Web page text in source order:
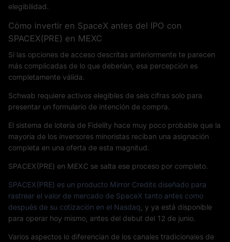
elegibilidad.
Cómo invertir en SpaceX antes del IPO con
SPACEX(PRE) en MEXC
Si las opciones de acceso descritas anteriormente te parecen
más complicadas de lo que deberían, esa percepción es
completamente válida.
Schwab requiere activos elegibles de seis cifras solo para
presentar un formulario de intención de compra.
El sistema de lotería de Fidelity hace muy poco probable que la
mayoría de los inversores minoristas reciban una asignación
completa en una oferta de esta magnitud.
SPACEX(PRE) en MEXC se salta ese proceso por completo.
SPACEX(PRE) es un producto Mirror Credits diseñado para
rastrear el valor de mercado de SpaceX tanto antes como
después de su cotización en el Nasdaq , y ya está disponible
para operar hoy mismo, antes del debut del 12 de junio.
Varios aspectos lo diferencian de los canales tradicionales de